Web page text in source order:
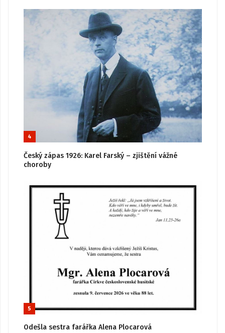
4
Český zápas 1926: Karel Farský – zjištění vážné
choroby
5
Odešla sestra farářka Alena Plocarová